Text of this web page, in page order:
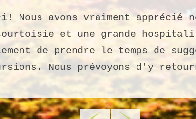
Nous avons vraiment
et une grande
de prendre le temps de
Nous prévoyons d'y